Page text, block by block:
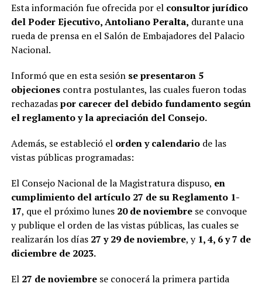
Esta información fue ofrecida por el consultor jurídico
del Poder Ejecutivo, Antoliano Peralta, durante una
rueda de prensa en el Salón de Embajadores del Palacio
Nacional.
Informó que en esta sesión se presentaron 5
objecionescontra postulantes, las cuales fueron todas
rechazadaspor carecer del debido fundamento según
el reglamento y la apreciación del Consejo.
Además, se estableció el orden y calendariode las
vistas públicas programadas:
El Consejo Nacional de la Magistratura dispuso, en
cumplimiento del artículo 27 de su Reglamento 1-
17, que el próximo lunes20 de noviembrese convoque
y publique el orden de las vistas públicas, las cuales se
realizarán los días 27 y 29 de noviembre, y 1, 4, 6 y 7 de
diciembre de 2023.
El 27 de noviembrese conocerá la primera partida